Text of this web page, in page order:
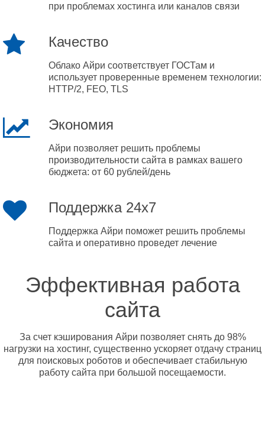
при проблемах хостинга или каналов связи
Качество
Облако Айри соответствует ГОСТам и
использует проверенные временем технологии:
HTTP/2, FEO, TLS
Экономия
Айри позволяет решить проблемы
производительности сайта в рамках вашего
бюджета: от 60 рублей/день
Поддержка 24x7
Поддержка Айри поможет решить проблемы
сайта и оперативно проведет лечение
Эффективная работа
сайта
За счет кэширования Айри позволяет снять до 98%
нагрузки на хостинг, существенно ускоряет отдачу страниц
для поисковых роботов и обеспечивает стабильную
работу сайта при большой посещаемости.